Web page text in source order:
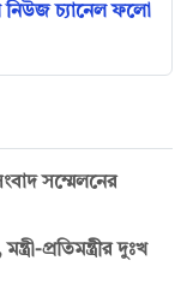
চ্যানেল ফলো
সম্মেলনের
প্রতিমন্ত্রীর দুঃখ